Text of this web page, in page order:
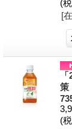
(
[
策
(